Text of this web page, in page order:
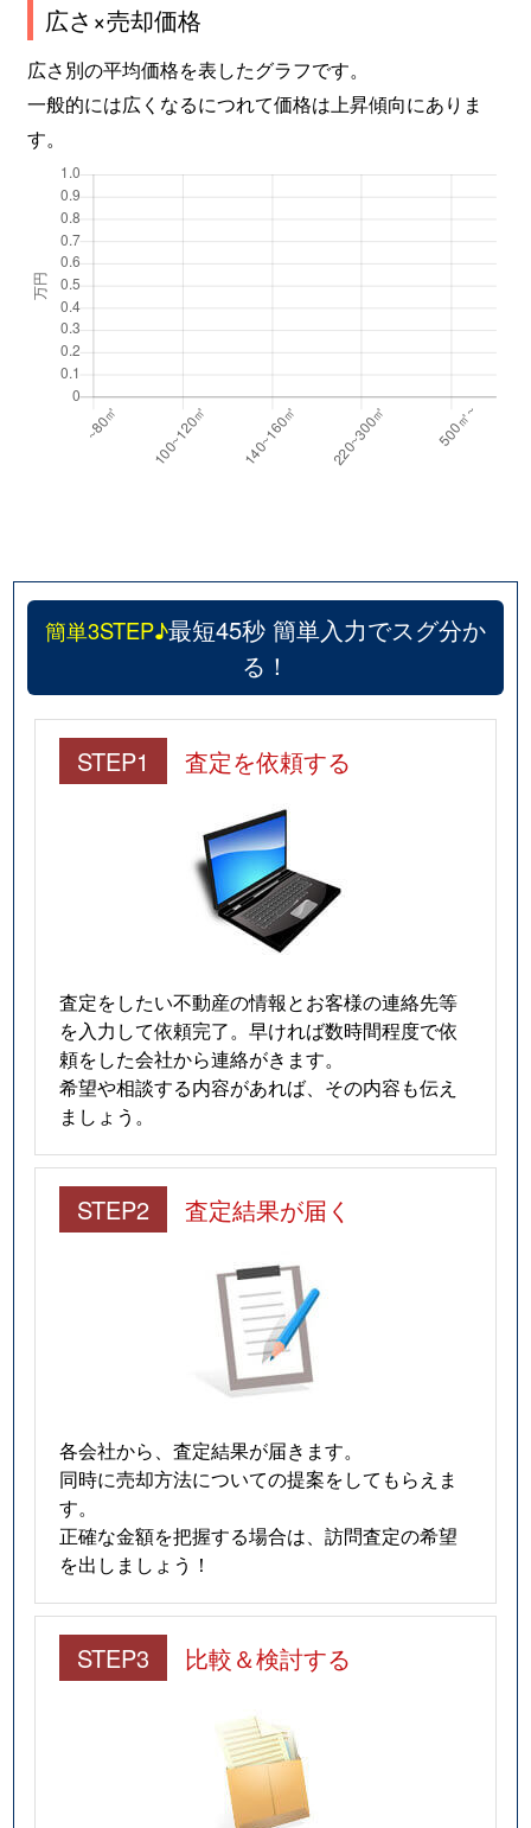
広さ×売却価格
広さ別の平均価格を表したグラフです。
一般的には広くなるにつれて価格は上昇傾向にありま
す。
簡単3STEP♪最短45秒 簡単入力でスグ分か
る！
STEP1 査定を依頼する
査定をしたい不動産の情報とお客様の連絡先等
を入力して依頼完了。早ければ数時間程度で依
頼をした会社から連絡がきます。
希望や相談する内容があれば、その内容も伝え
ましょう。
STEP2 査定結果が届く
各会社から、査定結果が届きます。
同時に売却方法についての提案をしてもらえま
す。
正確な金額を把握する場合は、訪問査定の希望
を出しましょう！
STEP3 比較＆検討する